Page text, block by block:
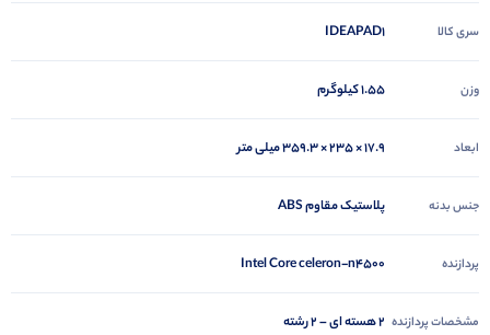
سری کالا IDEAPAD1
وزن 1.55 کیلوگرم
ابعاد ‎۳۵۹.۳ × ۲۳۵ × ۱۷.۹ میلی متر
جنس بدنه پلاستیک مقاوم ABS
پردازنده Intel Core celeron-n4500
مشخصات پردازنده 2 هسته ای – 2 رشته